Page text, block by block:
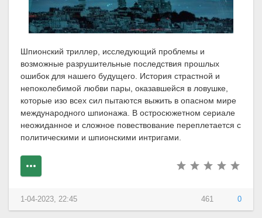
Шпионский триллер, исследующий проблемы и
возможные разрушительные последствия прошлых
ошибок для нашего будущего. История страстной и
непоколебимой любви пары, оказавшейся в ловушке,
которые изо всех сил пытаются выжить в опасном мире
международного шпионажа. В остросюжетном сериале
неожиданное и сложное повествование переплетается с
политическими и шпионскими интригами.
461 0
1-04-2023, 22:45